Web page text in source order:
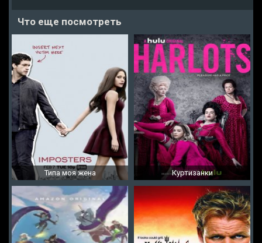
Что еще посмотреть
Типа моя жена Куртизанки